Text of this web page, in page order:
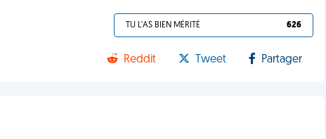
TU L'AS BIEN MÉRITÉ 626
Reddit Tweet Partager